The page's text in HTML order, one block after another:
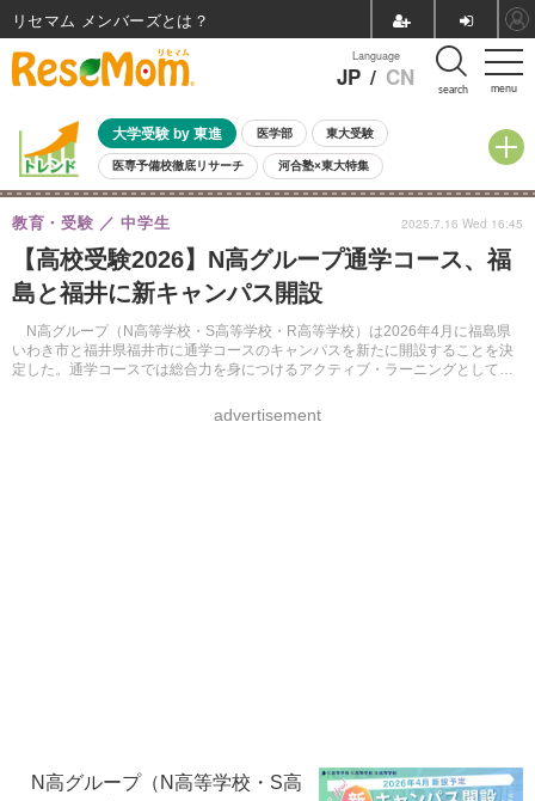
menu
Language
JP / CN search
大学受験 by 東進 医学部 東大受験
医専予備校徹底リサーチ 河合塾×東大特集
親子で考える大学選び 高校受験 中学受験 小学校受験
共通テスト 夏休み
8月開催イベント・WS 全国公立高校 過去問 人気記事
自由研究教材（小学生向け） 自由研究教材（中学生向け）
【高校受験2026】N高グループ通学コース、福
島と福井に新キャンパス開設
N高グループ（N高等学校・S高等学校・R高等学校）は2026年4月に福島県
いわき市と福井県福井市に通学コースのキャンパスを新たに開設することを決
定した。通学コースでは総合力を身につけるアクティブ・ラーニングとしての
教育・受験 中学生
advertisement
2025.7.16 Wed 16:45
N高グループ（N高等学校・S高
リセマム メンバーズ